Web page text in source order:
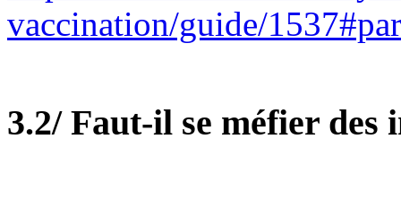
vaccination/guide/
3.2/ Faut-il se méfier des